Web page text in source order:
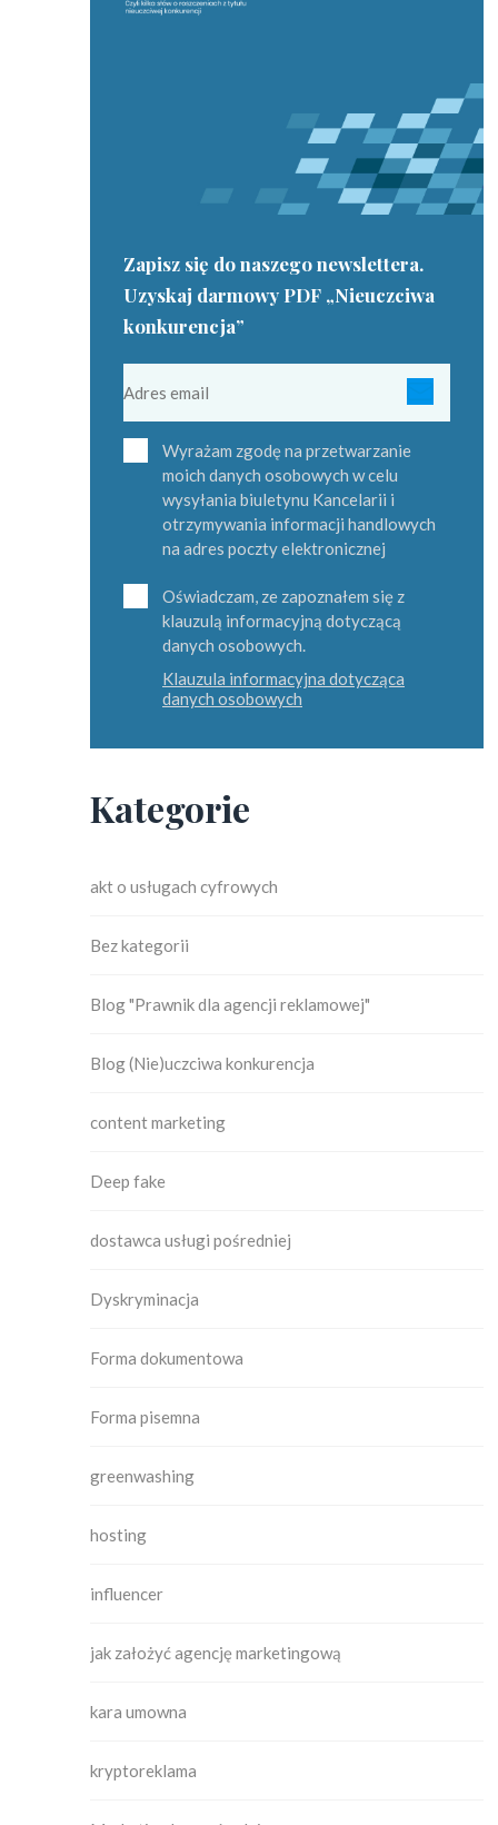
Zapisz się do naszego newslettera.
Uzyskaj darmowy PDF „Nieuczciwa
konkurencja”
Wyrażam zgodę na przetwarzanie
moich danych osobowych w celu
wysyłania biuletynu Kancelarii i
otrzymywania informacji handlowych
na adres poczty elektronicznej
Oświadczam, ze zapoznałem się z
klauzulą informacyjną dotyczącą
danych osobowych.
Klauzula informacyjna dotycząca
danych osobowych
Kategorie
akt o usługach cyfrowych
Bez kategorii
Blog "Prawnik dla agencji reklamowej"
Blog (Nie)uczciwa konkurencja
content marketing
Deep fake
dostawca usługi pośredniej
Dyskryminacja
Forma dokumentowa
Forma pisemna
greenwashing
hosting
influencer
jak założyć agencję marketingową
kara umowna
kryptoreklama